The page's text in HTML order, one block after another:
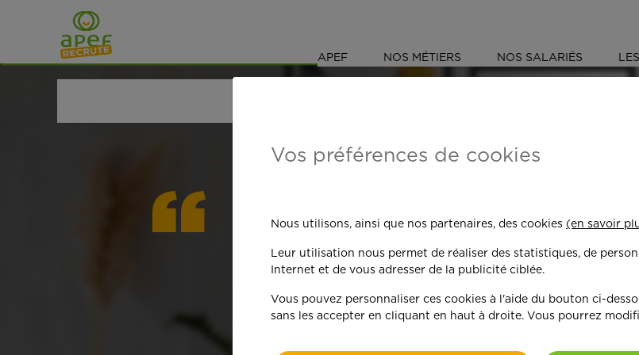
Navigation
Saut au contenu
APEF NOS MÉTIERS NOS SALARIÉS
On est toujours plus
quand on y met
Vos préférences de cookies
Nous utilisons, ainsi que nos partenaires, des cookies (en savoir
Leur utilisation nous permet de réaliser des statistiques, de
Internet et de vous adresser de la publicité ciblée.
Vous pouvez personnaliser ces cookies à l'aide du bouton ci-
sans les accepter en cliquant en haut à droite. Vous pourrez